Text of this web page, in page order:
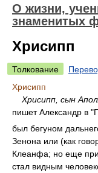
О жизни,
знаменитых
Хрисипп
Толкование
Хрисипп
Хрисипп, сын
пишет Александр в
был бегуном
Зенона или (как
Клеанфа; но еще
стал видным